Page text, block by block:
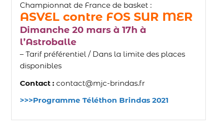
Championnat de France de basket :
ASVEL contre FOS SUR MER
Dimanche 20 mars à 17h à
l’Astroballe
– Tarif préférentiel / Dans la limite des places
disponibles
Contact :contact@mjc-brindas.fr
>>>Programme Téléthon Brindas 2021